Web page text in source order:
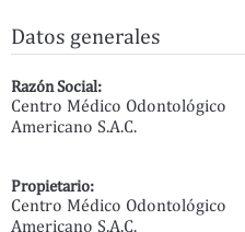
Datos generales
Razón Social:
Centro Médico Odontológico
Americano S.A.C.
Propietario:
Centro Médico Odontológico
Americano S.A.C.